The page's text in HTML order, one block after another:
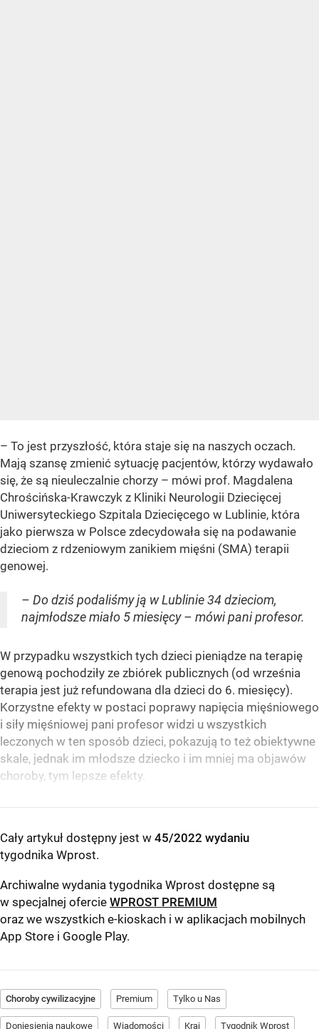
– To jest przyszłość, która staje się na naszych oczach.
Mają szansę zmienić sytuację pacjentów, którzy wydawało
się, że są nieuleczalnie chorzy – mówi prof. Magdalena
Chrościńska-Krawczyk z Kliniki Neurologii Dziecięcej
Uniwersyteckiego Szpitala Dziecięcego w Lublinie, która
jako pierwsza w Polsce zdecydowała się na podawanie
dzieciom z rdzeniowym zanikiem mięśni (SMA) terapii
genowej.
– Do dziś podaliśmy ją w Lublinie 34 dzieciom,
najmłodsze miało 5 miesięcy – mówi pani profesor.
W przypadku wszystkich tych dzieci pieniądze na terapię
genową pochodziły ze zbiórek publicznych (od września
terapia jest już refundowana dla dzieci do 6. miesięcy).
Korzystne efekty w postaci poprawy napięcia mięśniowego
i siły mięśniowej pani profesor widzi u wszystkich
leczonych w ten sposób dzieci, pokazują to też obiektywne
skale, jednak im młodsze dziecko i im mniej ma objawów
choroby, tym lepsze efekty.
Cały artykuł dostępny jest w 45/2022 wydaniu
tygodnika Wprost.
Archiwalne wydania tygodnika Wprost dostępne są
w specjalnej ofercie WPROST PREMIUM
oraz we wszystkich e-kioskach i w aplikacjach mobilnych
App Store i Google Play.
Choroby cywilizacyjne Premium Tylko u Nas
Doniesienia naukowe Wiadomości Kraj Tygodnik Wprost